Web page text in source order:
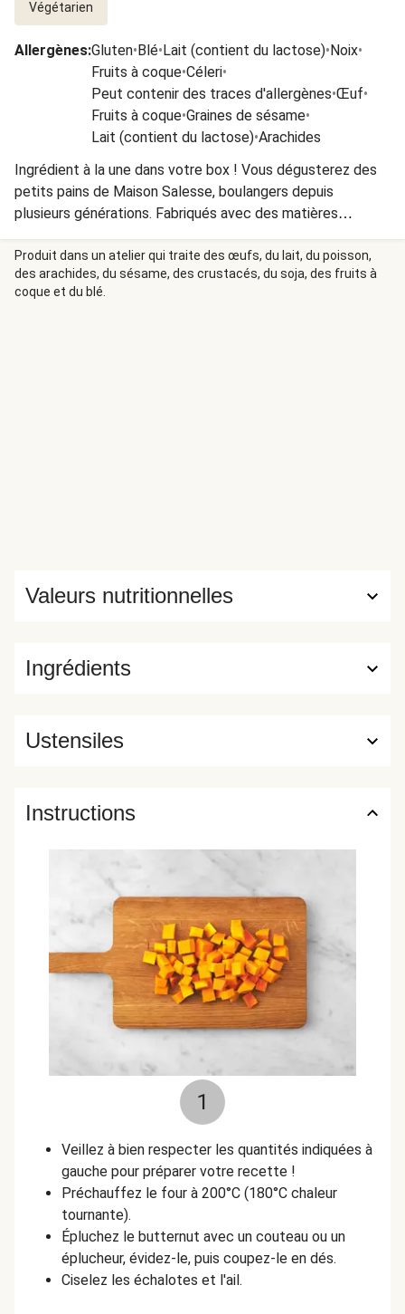
Végétarien
Allergènes:Gluten•Blé•Lait (contient du lactose)•Noix•
Fruits à coque•Céleri•
Peut contenir des traces d'allergènes•Œuf•
Fruits à coque•Graines de sésame•
Lait (contient du lactose)•Arachides
Ingrédient à la une dans votre box ! Vous dégusterez des
petits pains de Maison Salesse, boulangers depuis
plusieurs générations. Fabriqués avec des matières
premières de qualité et en circuit court, Maison Salesse
garantit des petits pains savoureux et 100% origine France.
Le fromage utilisé dans ce plat contient de la présure
animale.
Produit dans un atelier qui traite des œufs, du lait, du poisson,
des arachides, du sésame, des crustacés, du soja, des fruits à
coque et du blé.
Ingrédients
Valeurs nutritionnelles
Ustensiles
Instructions
1
Veillez à bien respecter les quantités indiquées à
gauche pour préparer votre recette !
Préchauffez le four à 200°C (180°C chaleur
tournante).
Épluchez le butternut avec un couteau ou un
éplucheur, évidez-le, puis coupez-le en dés.
Ciselez les échalotes et l'ail.